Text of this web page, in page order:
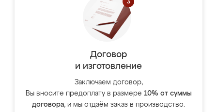
Договор
и изготовление
Заключаем договор,
Вы вносите предоплату в размере 10% от суммы
договора, и мы отдаём заказ в производство.